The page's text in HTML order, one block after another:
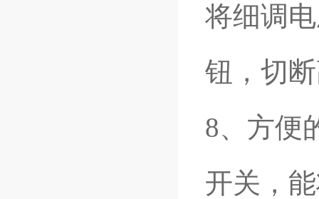
将细调
钮，切
8、方便
开关，